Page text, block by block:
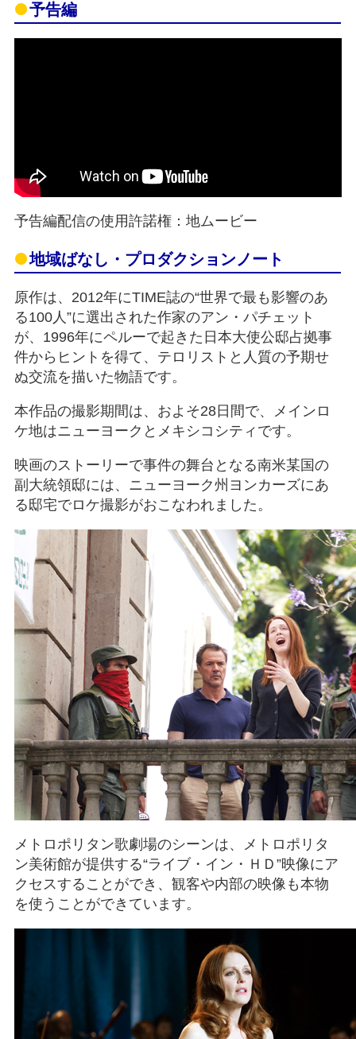
予告編
予告編配信の使用許諾権：地ムービー
地域ばなし・プロダクションノート
原作は、2012年にTIME誌の“世界で最も影響のあ
る100人”に選出された作家のアン・パチェット
が、1996年にペルーで起きた日本大使公邸占拠事
件からヒントを得て、テロリストと人質の予期せ
ぬ交流を描いた物語です。
本作品の撮影期間は、およそ28日間で、メインロ
ケ地はニューヨークとメキシコシティです。
映画のストーリーで事件の舞台となる南米某国の
副大統領邸には、ニューヨーク州ヨンカーズにあ
る邸宅でロケ撮影がおこなわれました。
メトロポリタン歌劇場のシーンは、メトロポリタ
ン美術館が提供する“ライブ・イン・ＨＤ”映像にア
クセスすることができ、観客や内部の映像も本物
を使うことができています。